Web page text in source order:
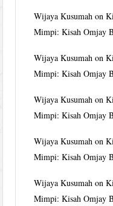
Wijaya Kusumah on
Mimpi: Kisah Omjay
Wijaya Kusumah on
Mimpi: Kisah Omjay
Wijaya Kusumah on
Mimpi: Kisah Omjay
Wijaya Kusumah on
Mimpi: Kisah Omjay
Wijaya Kusumah on
Mimpi: Kisah Omjay